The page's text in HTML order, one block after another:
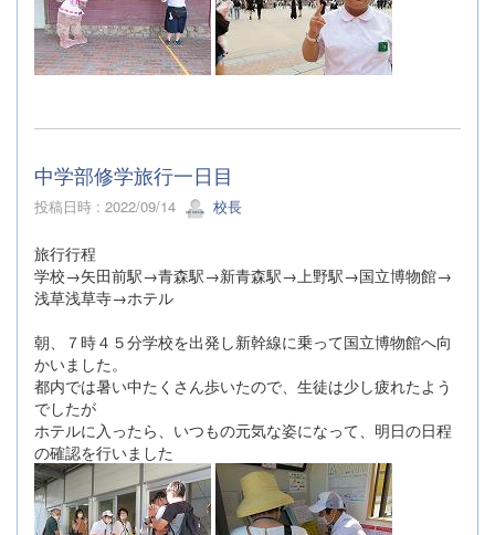
中学部修学旅行一日目
投稿日時 : 2022/09/14 校長
旅行行程
学校→矢田前駅→青森駅→新青森駅→上野駅→国立博物館→
浅草浅草寺→ホテル
朝、７時４５分学校を出発し新幹線に乗って国立博物館へ向
かいました。
都内では暑い中たくさん歩いたので、生徒は少し疲れたよう
でしたが
ホテルに入ったら、いつもの元気な姿になって、明日の日程
の確認を行いました